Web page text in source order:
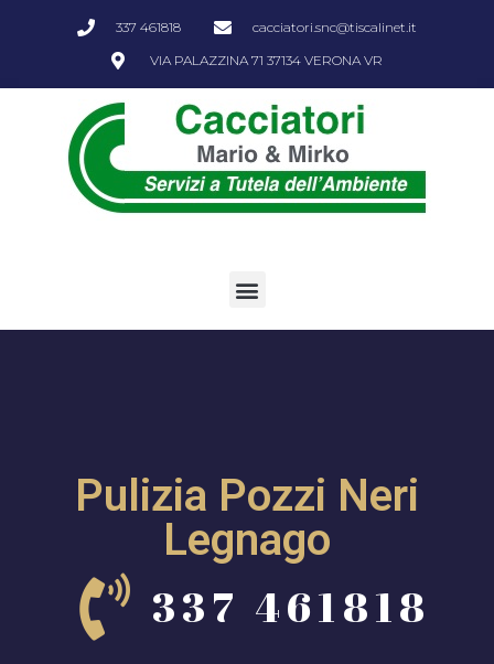
337 461818
cacciatori.snc@tiscalinet.it
VIA PALAZZINA 71 37134 VERONA VR
Pulizia Pozzi Neri
Legnago
337 461818